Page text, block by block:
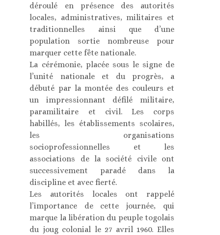
déroulé en présence des autorités
locales, administratives, militaires et
traditionnelles ainsi que d’une
population sortie nombreuse pour
marquer cette fête nationale.
La cérémonie, placée sous le signe de
l’unité nationale et du progrès, a
débuté par la montée des couleurs et
un impressionnant défilé militaire,
paramilitaire et civil. Les corps
habillés, les établissements scolaires,
les organisations
socioprofessionnelles et les
associations de la société civile ont
successivement paradé dans la
discipline et avec fierté.
Les autorités locales ont rappelé
l’importance de cette journée, qui
marque la libération du peuple togolais
du joug colonial le 27 avril 1960. Elles